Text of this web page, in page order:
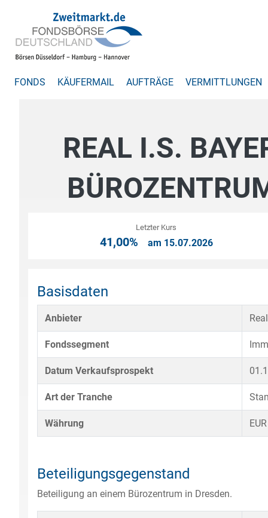
FONDS KÄUFERMAIL AUFTRÄGE VERMITTLUNGEN
REAL I.S.
Letzter Kurs
41,00% am 15.07.2026
Basisdaten
Anbieter
Fondssegment
Datum Verkaufsprospekt
Art der Tranche
Währung EUR
Beteiligungsgegenstand
Beteiligung an einem Bürozentrum in Dresden.